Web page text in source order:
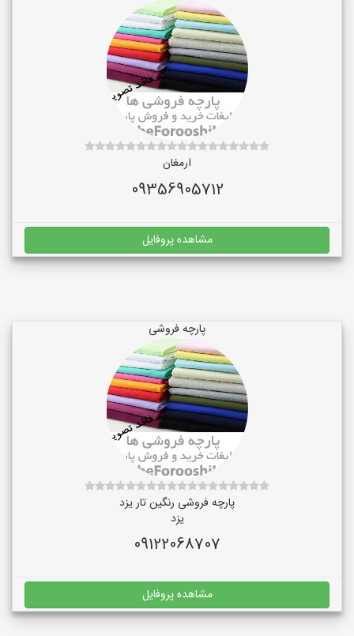
ارمغان
09356905712
مشاهده پروفایل
پارچه فروشی
پارچه فروشی رنگین تار یزد
یزد
09122068707
مشاهده پروفایل